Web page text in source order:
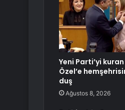
Yeni Parti’yi
Özel’e
duş
Ağustos 8, 2026